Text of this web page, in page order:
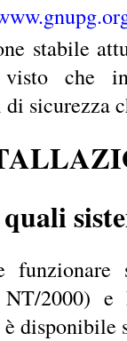
stabile
visto che
sicurezza
NT/2000)
disponibile